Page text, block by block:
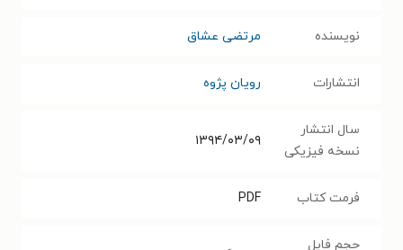
نویسنده مرتضی عشاق
انتشارات رویان پژوه
سال انتشار
نسخه فیزیکی
۱۳۹۴/۰۳/۰۹
فرمت کتاب PDF
حجم فایل